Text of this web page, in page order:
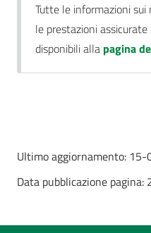
Tutte le informazioni sui
le prestazioni
disponibili alla pagina
Ultimo aggiornamento: 15-
Data pubblicazione pagina: